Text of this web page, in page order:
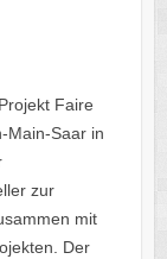
Faire
Main-Saar in
zur
mit
Der